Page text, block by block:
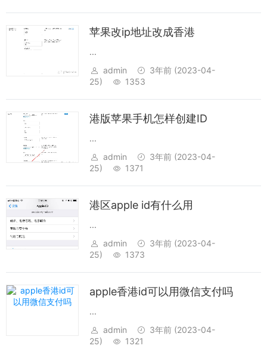
苹果改ip地址改成香港
...
admin
3年前 (2023-04-
25)
1353
港版苹果手机怎样创建ID
...
admin
3年前 (2023-04-
25)
1371
港区apple id有什么用
...
admin
3年前 (2023-04-
25)
1373
apple香港id可以用微信支付吗
...
admin
3年前 (2023-04-
25)
1321